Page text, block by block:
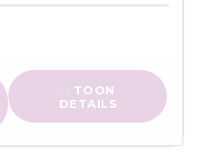
TOON
DETAILS